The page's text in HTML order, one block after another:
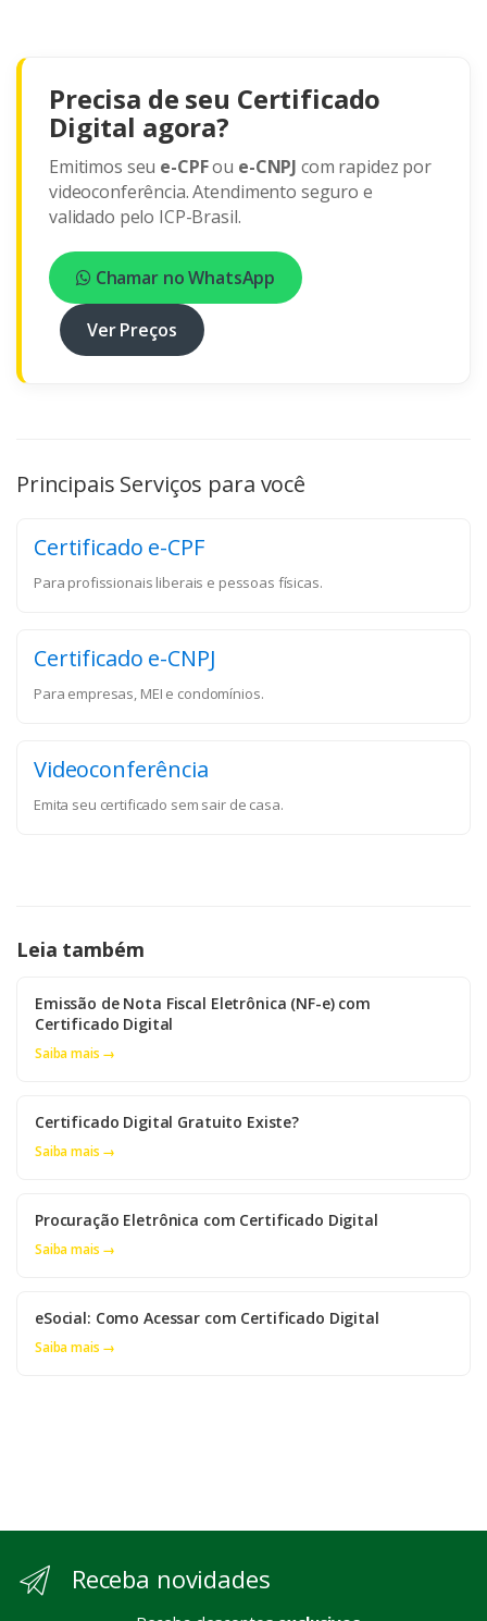
Precisa de seu Certificado
Digital agora?
Emitimos seu e-CPFou e-CNPJ com rapidez por
videoconferência. Atendimento seguro e
validado pelo ICP-Brasil.
Chamar no WhatsApp
Ver Preços
Principais Serviços para você
Certificado e-CPF
Para profissionais liberais e pessoas físicas.
Certificado e-CNPJ
Para empresas, MEI e condomínios.
Videoconferência
Emita seu certificado sem sair de casa.
Leia também
Emissão de Nota Fiscal Eletrônica (NF-e) com
Certificado Digital
Saiba mais →
Certificado Digital Gratuito Existe?
Saiba mais →
Procuração Eletrônica com Certificado Digital
Saiba mais →
eSocial: Como Acessar com Certificado Digital
Saiba mais →
Receba novidades